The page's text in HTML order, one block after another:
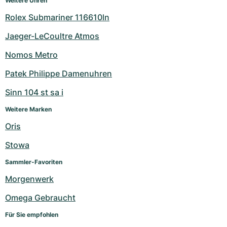
Rolex Submariner 116610ln
Jaeger-LeCoultre Atmos
Nomos Metro
Patek Philippe Damenuhren
Sinn 104 st sa i
Weitere Marken
Oris
Stowa
Sammler-Favoriten
Morgenwerk
Omega Gebraucht
Für Sie empfohlen